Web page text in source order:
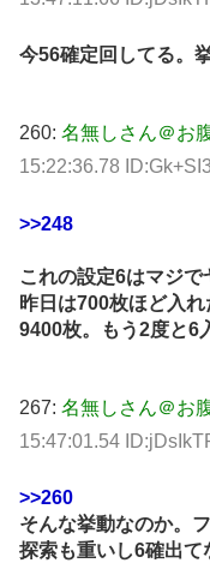
今56確定回してる。
260: 名無しさん＠お
15:22:36.78
>>248
これの設定6はマジで
昨日は700枚ほど入
9400枚。もう2度と6
267: 名無しさん＠お
15:47:01.54
>>260
そんな挙動なのか。
探索も重いし6確出